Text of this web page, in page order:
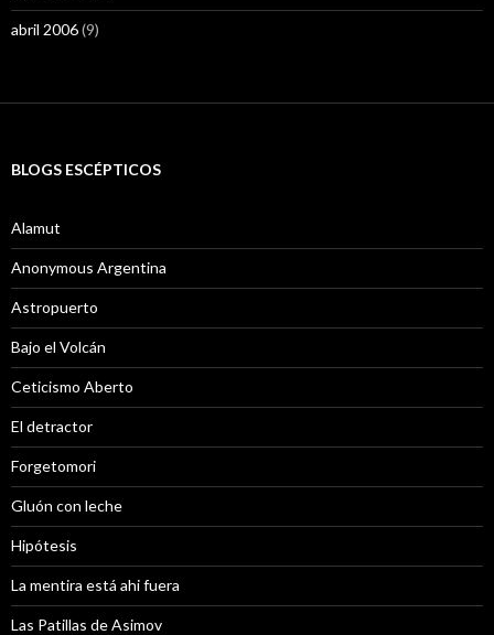
abril 2006(9)
BLOGS ESCÉPTICOS
Alamut
Anonymous Argentina
Astropuerto
Bajo el Volcán
Ceticismo Aberto
El detractor
Forgetomori
Gluón con leche
Hipótesis
La mentira está ahi fuera
Las Patillas de Asimov